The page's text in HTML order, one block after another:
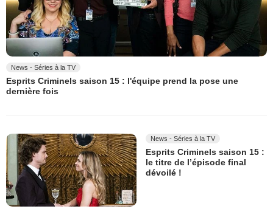
News - Séries à la TV
Esprits Criminels saison 15 : l'équipe prend la pose une
dernière fois
News - Séries à la TV
Esprits Criminels saison 15 :
le titre de l’épisode final
dévoilé !